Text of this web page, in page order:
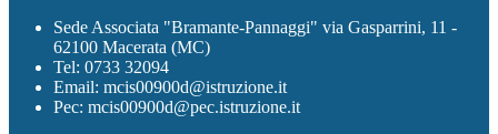
Sede Associata "Bramante-Pannaggi" via Gasparrini, 11 -
62100 Macerata (MC)
Tel: 0733 32094
Email: mcis00900d@istruzione.it
Pec: mcis00900d@pec.istruzione.it